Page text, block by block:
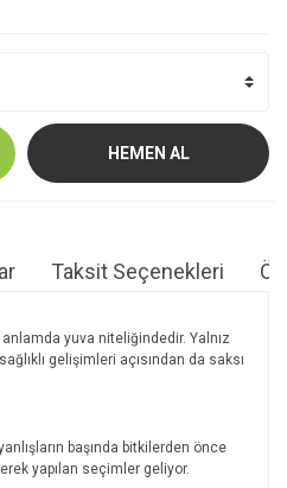
HEMEN AL
Taksit Seçenekleri
yuva niteliğindedir. Yalnız
gelişimleri açısından da saksı
başında bitkilerden önce
yapılan seçimler geliyor.